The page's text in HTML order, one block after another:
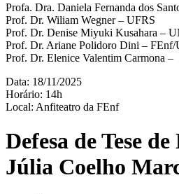
Profa. Dra. Daniela Fernanda dos
Prof. Dr. Wiliam Wegner – UFRS
Prof. Dr. Denise Miyuki Kusahara –
Prof. Dr. Ariane Polidoro Dini –
Prof. Dr. Elenice Valentim Carmona
Data: 18/11/2025
Horário: 14h
Local: Anfiteatro da FEnf
Defesa de Tese
Júlia Coelho